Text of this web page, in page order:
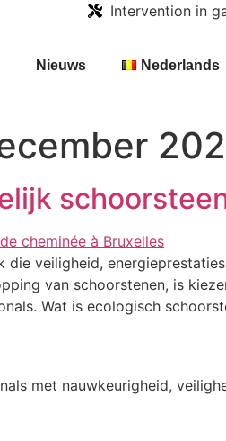
Intervention in
Nieuws Nederlands
veiligheid,
van schoorstenen, is
Wat is ecologisch
met nauwkeurigheid,